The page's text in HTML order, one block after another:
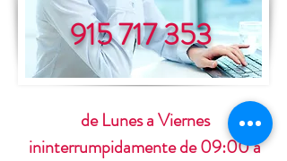
915 717 353
de Lunes a Viernes
ininterrumpidamente de 09:00 a